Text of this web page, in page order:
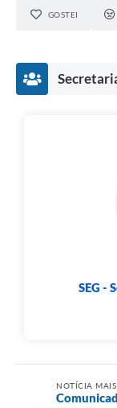
GOSTEI
SEG -
NOTÍCIA MAIS